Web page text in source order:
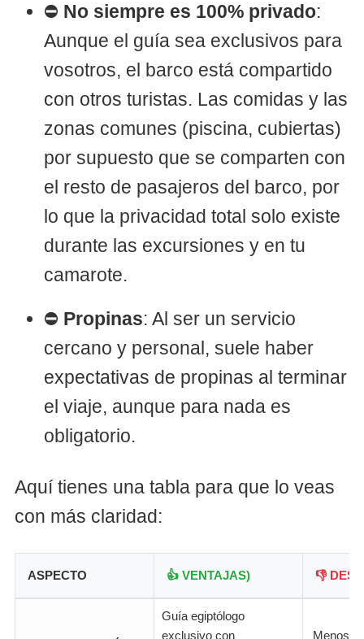
⛔ No siempre es 100% privado:
Aunque el guía sea exclusivos para
vosotros, el barco está compartido
con otros turistas. Las comidas y las
zonas comunes (piscina, cubiertas)
por supuesto que se comparten con
el resto de pasajeros del barco, por
lo que la privacidad total solo existe
durante las excursiones y en tu
camarote.
⛔ Propinas: Al ser un servicio
cercano y personal, suele haber
expectativas de propinas al terminar
el viaje, aunque para nada es
obligatorio.
Aquí tienes una tabla para que lo veas
con más claridad:
ASPECTO 👍 VENTAJAS) 👎
Guía egiptólogo
exclusivo con
Menos